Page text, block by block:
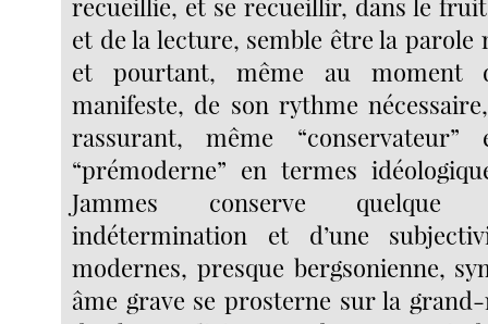
recueillie, et se recueillir, dans le
et de la lecture, semble être la parole
et pourtant, même au moment
manifeste, de son rythme
rassurant, même
“prémoderne” en termes
Jammes conserve quelque
indétermination et d’une
modernes, presque bergsonienne,
âme grave se prosterne sur la